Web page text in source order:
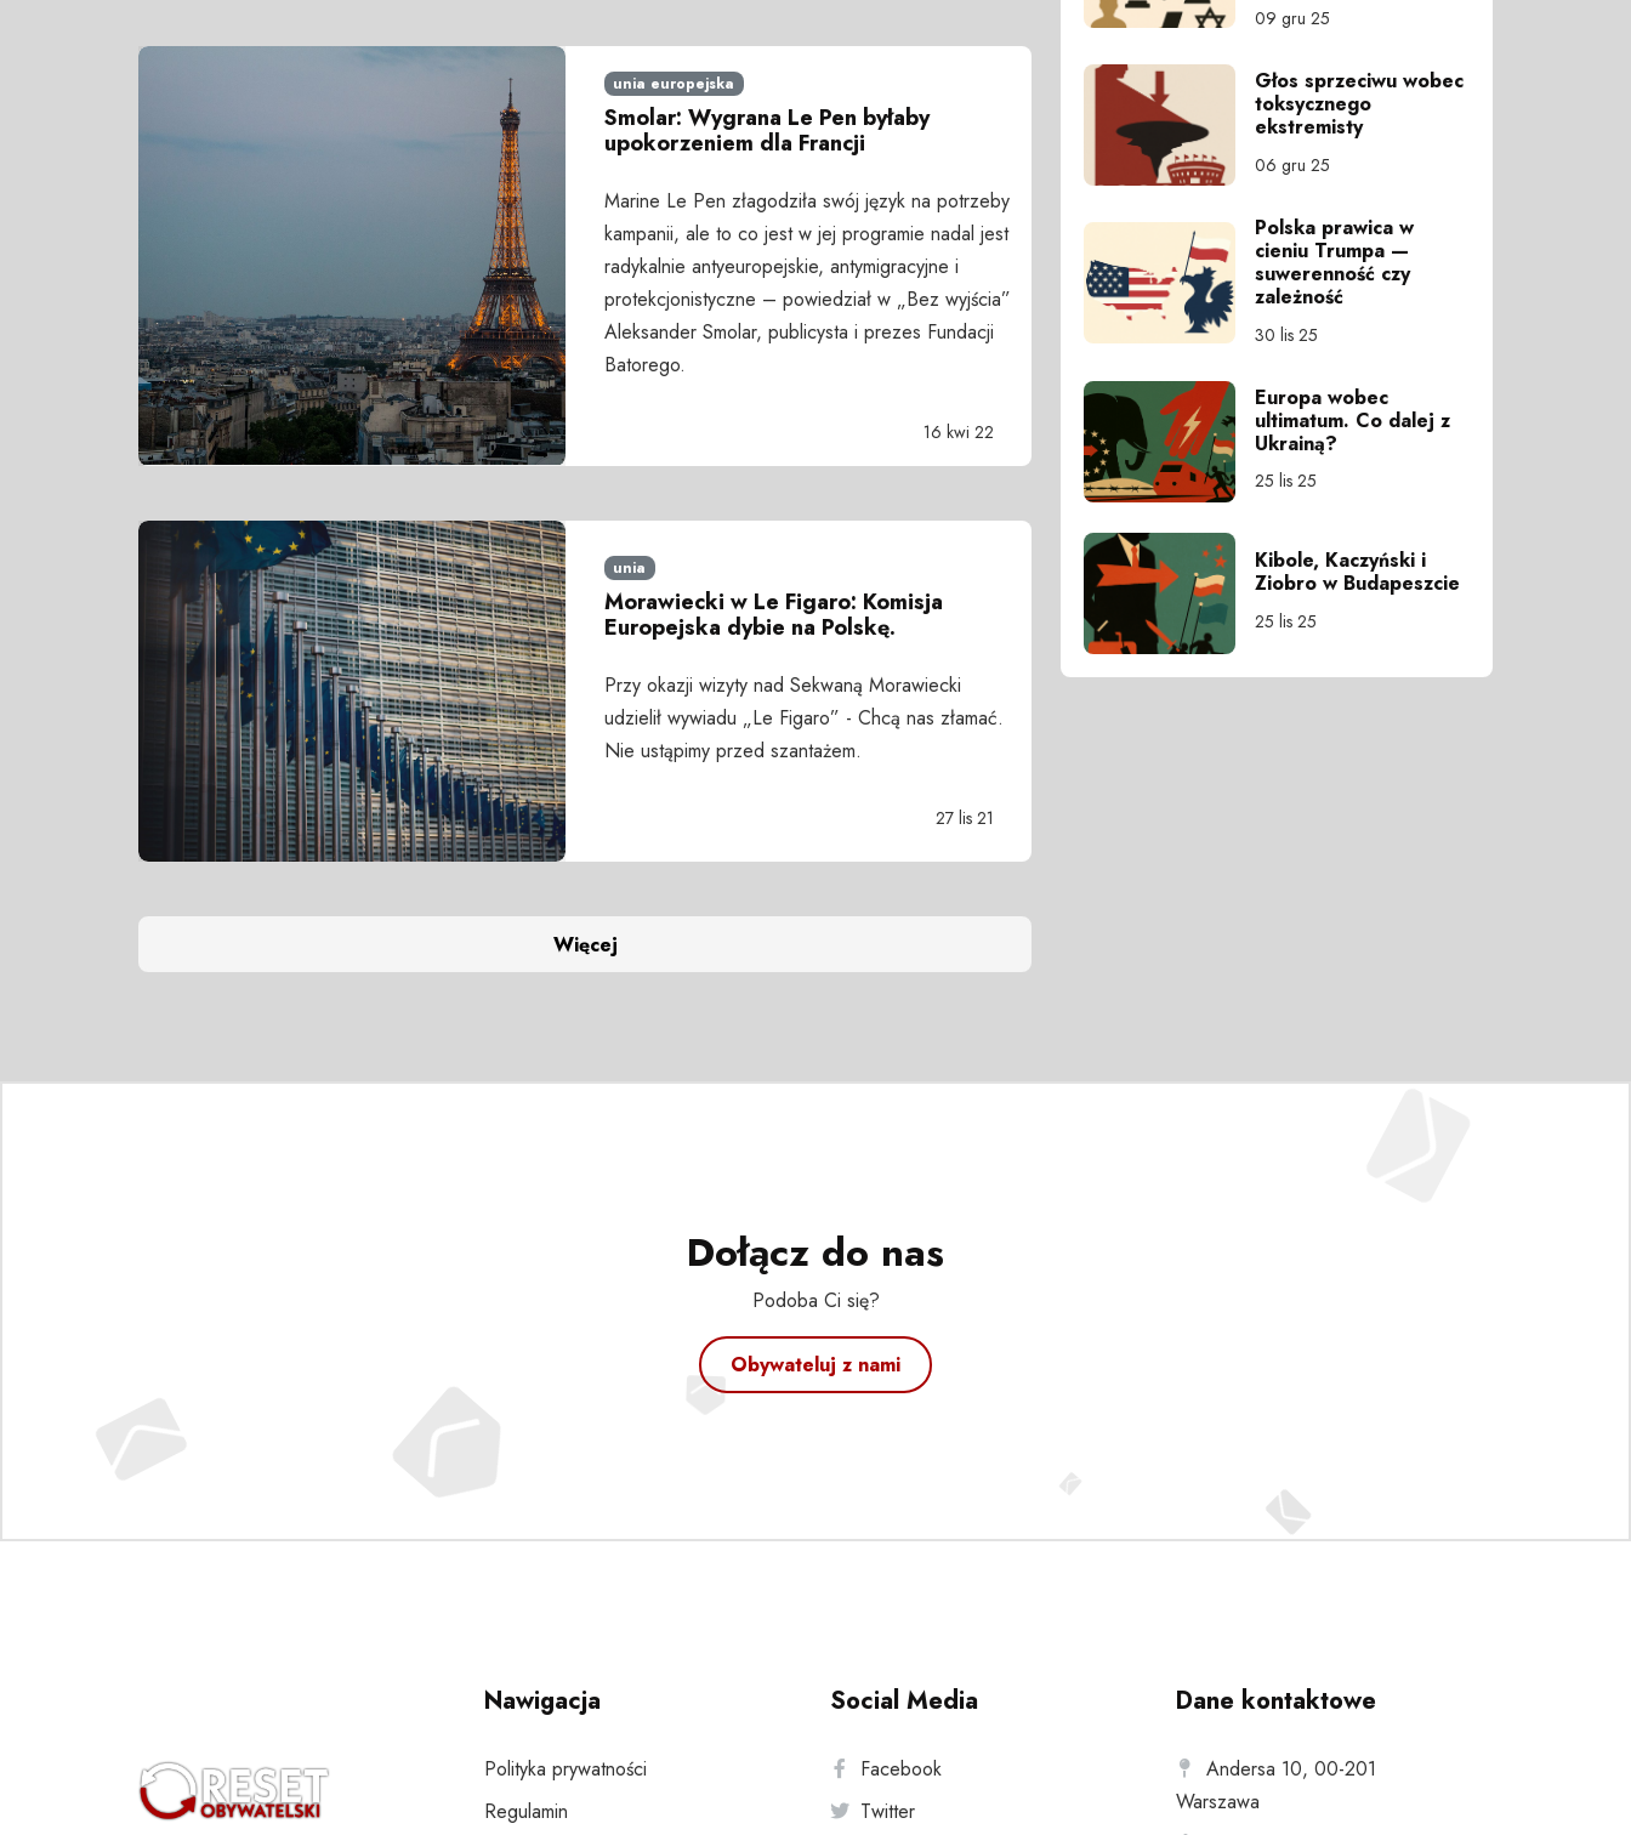
unia europejska
Smolar: Wygrana Le Pen byłaby
upokorzeniem dla Francji
Marine Le Pen złagodziła swój język na potrzeby
kampanii, ale to co jest w jej programie nadal jest
radykalnie antyeuropejskie, antymigracyjne i
protekcjonistyczne – powiedział w „Bez wyjścia”
Aleksander Smolar, publicysta i prezes Fundacji
Batorego.
16 kwi 22
unia
Morawiecki w Le Figaro: Komisja
Europejska dybie na Polskę.
Przy okazji wizyty nad Sekwaną Morawiecki
udzielił wywiadu „Le Figaro” - Chcą nas złamać.
Nie ustąpimy przed szantażem.
27 lis 21
Więcej
09 gru 25
Głos sprzeciwu wobec
toksycznego
ekstremisty
06 gru 25
Polska prawica w
cieniu Trumpa —
suwerenność czy
zależność
30 lis 25
Europa wobec
ultimatum. Co dalej z
Ukrainą?
25 lis 25
Kibole, Kaczyński i
Ziobro w Budapeszcie
25 lis 25
Dołącz do nas
Podoba Ci się?
Obywateluj z nami
Nawigacja
Polityka prywatności
Regulamin
Social Media
Facebook
Twitter
Dane kontaktowe
Andersa 10, 00-201
Warszawa